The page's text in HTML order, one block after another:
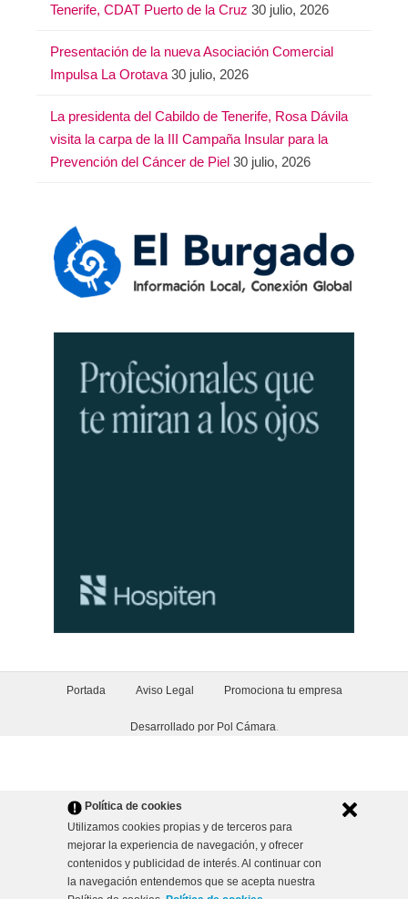
Política de cookies
Utilizamos cookies propias y de terceros para
mejorar la experiencia de navegación, y ofrecer
contenidos y publicidad de interés. Al continuar con
la navegación entendemos que se acepta nuestra
Tenerife, CDAT Puerto de la Cruz 30 julio, 2026
Presentación de la nueva Asociación Comercial
Impulsa La Orotava 30 julio, 2026
La presidenta del Cabildo de Tenerife, Rosa Dávila
visita la carpa de la III Campaña Insular para la
Prevención del Cáncer de Piel 30 julio, 2026
Portada Aviso Legal Promociona tu empresa
Desarrollado por Pol Cámara.